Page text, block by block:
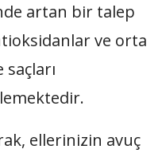
artan bir talep
ve orta
ellerinizin avuç